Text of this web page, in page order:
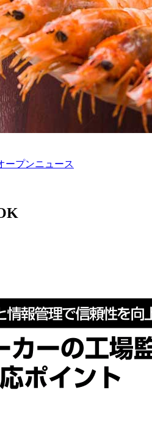
ープンニュース